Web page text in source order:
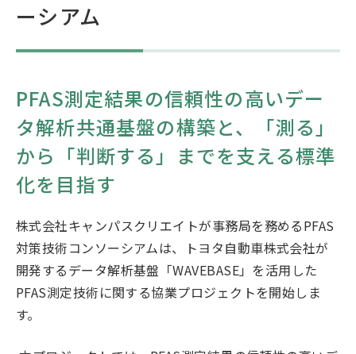
サイトマップ アクセスマップ
プライバシーポリシー
VC運用ポリシー
広域TLOとして
ーシアム
PFAS測定結果の信頼性の高いデー
タ解析共通基盤の構築と、「測る」
から「判断する」までを支える標準
化を目指す
株式会社キャンパスクリエイトが事務局を務めるPFAS
対策技術コンソーシアムは、トヨタ自動車株式会社が
開発するデータ解析基盤「WAVEBASE」を活用した
PFAS測定技術に関する協業プロジェクトを開始しま
す。